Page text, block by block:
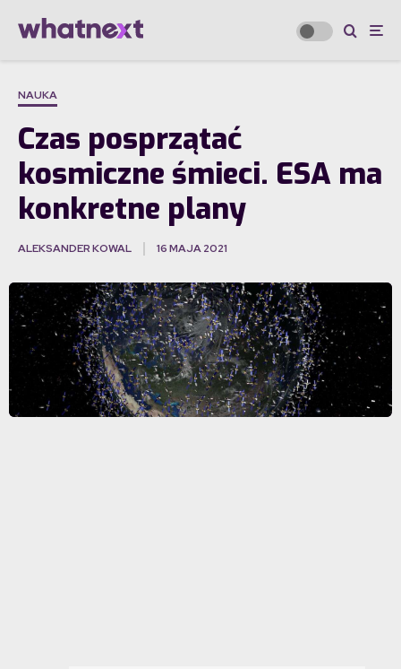
NAUKA
Czas posprzątać
kosmiczne śmieci. ESA ma
konkretne plany
ALEKSANDER KOWAL 16 MAJA 2021